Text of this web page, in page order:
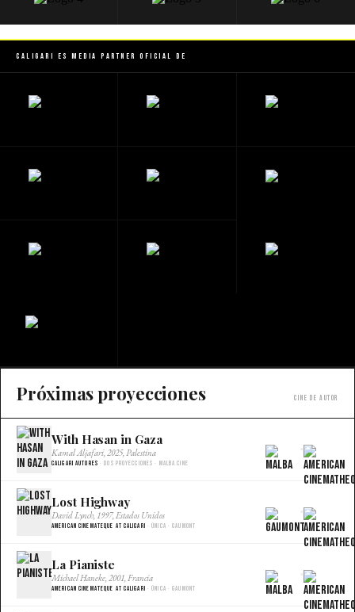
Caligari es Media Partner Oficial de
Próximas proyecciones Cine de autor
With Hasan in Gaza
Kamal Aljafari, 2025, Palestina
Caligari Autores · Dos proyecciones · Malba Cine
×
Lost Highway
David Lynch, 1997, Estados Unidos
American Cinemateque at Caligari · Única · Gaumont
×
La Pianiste
Michael Haneke, 2001, Francia
American Cinemateque at Caligari · Única · Gaumont
×